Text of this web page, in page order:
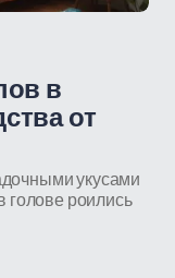
в
от
укусами
голове роились